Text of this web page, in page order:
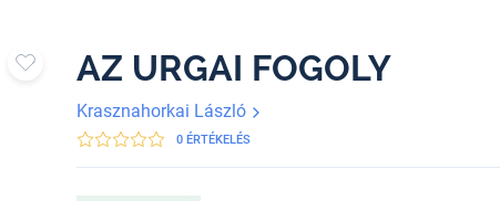
AZ URGAI FOGOLY
Krasznahorkai László
0 ÉRTÉKELÉS